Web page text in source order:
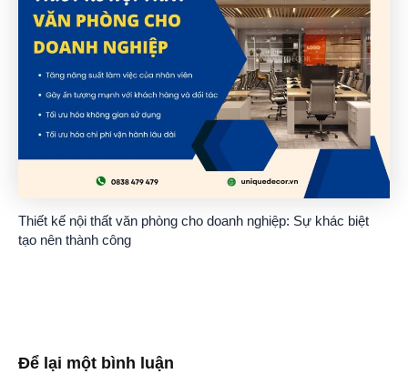
Thiết kế nội thất văn phòng cho doanh nghiệp: Sự khác biệt
tạo nên thành công
Để lại một bình luận